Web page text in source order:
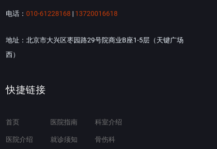
电话： 010-61228168 | 13720016618
地址：北京市大兴区枣园路29号院商业B座1-5层（天键广场
西）
快捷链接
首页
医院介绍
医院指南
就诊须知
科室介绍
骨伤科